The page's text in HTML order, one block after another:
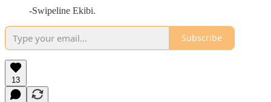
-Swipeline Ekibi.
Subscribe
13